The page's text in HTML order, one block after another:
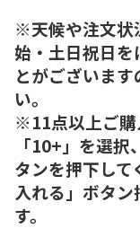
※天候や注文状
始・土日祝日を
とがございま
い。
※11点以上ご購
「10+」を選
タンを押下し
入れる」ボタ
す。